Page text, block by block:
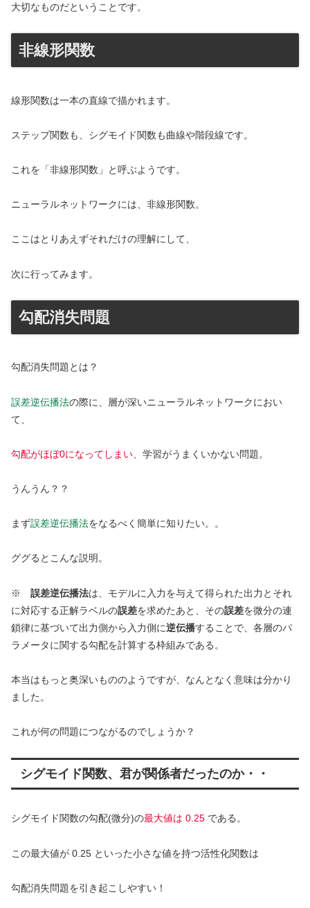
大切なものだということです。
非線形関数
線形関数は一本の直線で描かれます。
ステップ関数も、シグモイド関数も曲線や階段線です。
これを「非線形関数」と呼ぶようです。
ニューラルネットワークには、非線形関数。
ここはとりあえずそれだけの理解にして、
次に行ってみます。
勾配消失問題
勾配消失問題とは？
誤差逆伝播法の際に、層が深いニューラルネットワークにおい
て、
勾配がほぼ0になってしまい 、学習がうまくいかない問題。
うんうん？？
まず誤差逆伝播法をなるべく簡単に知りたい。。
ググるとこんな説明。
※ 誤差逆伝播法は、モデルに入力を与えて得られた出力とそれ
に対応する正解ラベルの誤差を求めたあと、その誤差を微分の連
鎖律に基づいて出力側から入力側に逆伝播することで、各層のパ
ラメータに関する勾配を計算する枠組みである。
本当はもっと奥深いもののようですが、なんとなく意味は分かり
ました。
これが何の問題につながるのでしょうか？
シグモイド関数、君が関係者だったのか・・
シグモイド関数の勾配(微分)の最大値は 0.25 である。
この最大値が 0.25 といった小さな値を持つ活性化関数は
勾配消失問題を引き起こしやすい！